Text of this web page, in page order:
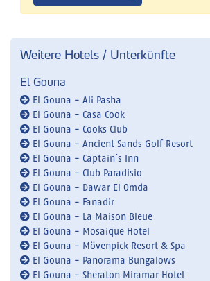
Weitere Hotels / Unterkünfte
El Gouna
El Gouna - Ali Pasha
El Gouna - Casa Cook
El Gouna - Cooks Club
El Gouna - Ancient Sands Golf Resort
El Gouna - Captain´s Inn
El Gouna - Club Paradisio
El Gouna - Dawar El Omda
El Gouna - Fanadir
El Gouna - La Maison Bleue
El Gouna - Mosaique Hotel
El Gouna - Mövenpick Resort & Spa
El Gouna - Panorama Bungalows
El Gouna - Sheraton Miramar Hotel